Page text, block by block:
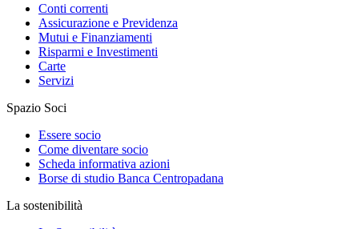
Conti correnti
Assicurazione e Previdenza
Mutui e Finanziamenti
Risparmi e Investimenti
Carte
Servizi
Spazio Soci
Essere socio
Come diventare socio
Scheda informativa azioni
Borse di studio Banca Centropadana
La sostenibilità